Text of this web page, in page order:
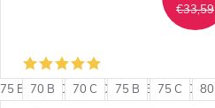
85 D 90 B 90 C + ďalšie
75 E 80 C 80 D 80 E 85 C
€33,59
70 B 70 C 75 B 75 C